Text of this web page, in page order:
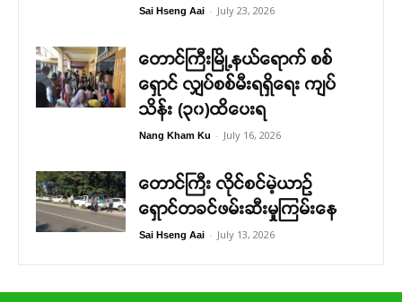
Sai Hseng Aai - July 23, 2026
တောင်ကြီးမြို့နယ်ရောက် စစ်
ရှောင် လျှပ်စစ်မီးရရှိရေး ကျပ်
သိန်း (၃၀)ထိပေးရ
Nang Kham Ku - July 16, 2026
တောင်ကြီး လိုင်စင်မဲ့ယာဉ်
ရှောင်တခင်ဖမ်းဆီးမှုကြမ်းနေ
Sai Hseng Aai - July 13, 2026